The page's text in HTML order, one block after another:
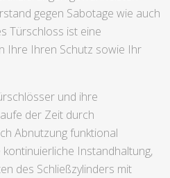
gegen Sabotage wie auch
Türschloss ist eine
Ihre Ihren Schutz sowie Ihr
und ihre
der Zeit durch
Abnutzung funktional
Instandhaltung,
des Schließzylinders mit